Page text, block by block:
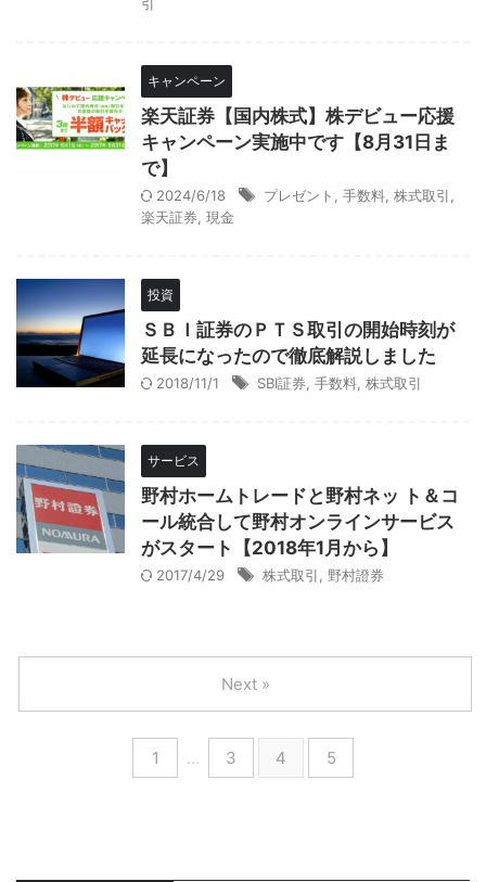
キャンペーン
楽天証券【国内株式】株デビュー応援
キャンペーン実施中です【8月31日ま
で】
2024/6/18 プレゼント 手数料 株式取引
楽天証券 現金
投資
ＳＢＩ証券のＰＴＳ取引の開始時刻が
延長になったので徹底解説しました
2018/11/1 SBI証券 手数料 株式取引
サービス
野村ホームトレードと野村ネッ ト＆コ
ール統合して野村オンラインサービス
がスタート【2018年1月から】
2017/4/29 株式取引 野村證券
1 … 3 4 5
Next »